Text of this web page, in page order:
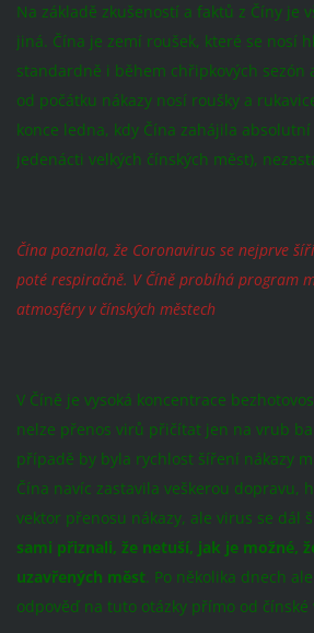
Na základě zkušeností a faktů z Číny je
jiná. Čína je zemí roušek, které se nosí
standardně i během chřipkových sezón
od počátku nákazy nosí roušky a
konce ledna, kdy Čína zahájila
jedenácti velkých čínských měst),
Čína poznala, že Coronavirus se nejprve
poté respiračně. V Číně probíhá program
atmosféry v čínských městech
V Číně je vysoká koncentrace
nelze přenos virů přičítat jen na vrub
případě by byla rychlost šíření nákazy
Čína navíc zastavila veškerou dopravu,
vektor přenosu nákazy, ale virus se dál
sami přiznali, že netuší, jak je možné,
uzavřených měst. Po několika dnech
odpověď na tuto otázky přímo od čínské